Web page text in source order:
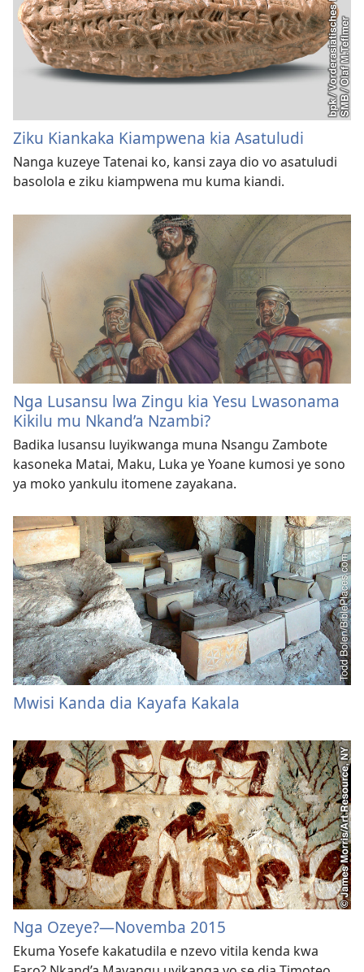
Ziku Kiankaka Kiampwena kia Asatuludi
Nanga kuzeye Tatenai ko, kansi zaya dio vo asatuludi
basolola e ziku kiampwena mu kuma kiandi.
Nga Lusansu lwa Zingu kia Yesu Lwasonama
Kikilu mu Nkand’a Nzambi?
Badika lusansu luyikwanga muna Nsangu Zambote
kasoneka Matai, Maku, Luka ye Yoane kumosi ye sono
ya moko yankulu itomene zayakana.
Mwisi Kanda dia Kayafa Kakala
Nga Ozeye?—Novemba 2015
Ekuma Yosefe kakatudila e nzevo vitila kenda kwa